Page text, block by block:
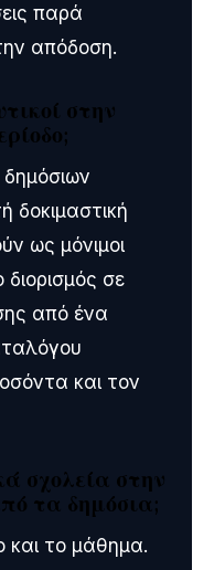
παρά
απόδοση.
στην
δημόσιων
δοκιμαστική
ως μόνιμοι
διορισμός σε
από ένα
και τον
σχολεία στην
τα δημόσια;
και το μάθημα.